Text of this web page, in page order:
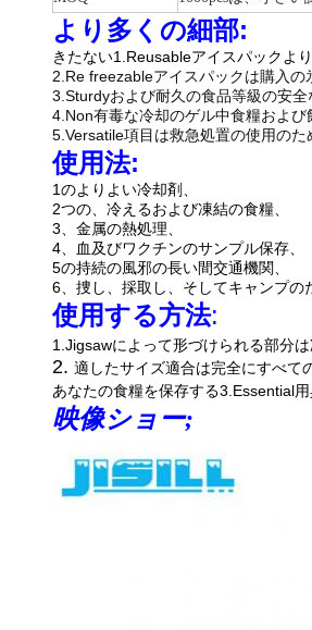
より多くの細部:
きたない1.Reusableアイスパックよ
2.Re freezableアイスパックは購入の
3.Sturdyおよび耐久の食品等級の安
4.Non有毒な冷却のゲル中食糧およ
5.Versatile項目は救急処置の使用の
使用法:
1のよりよい冷却剤、
2つの、冷えるおよび凍結の食糧、
3、金属の熱処理、
4、血及びワクチンのサンプル保存、
5の持続の風邪の長い間交通機関、
6、捜し、採取し、そしてキャンプの
使用する方法:
1.Jigsawによって形づけられる部分
2. 適したサイズ適合は完全にすべて
あなたの食糧を保存する3.Essential
映像ショー;